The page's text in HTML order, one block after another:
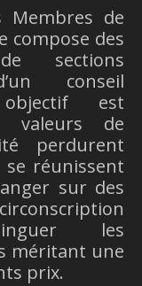
Membres de
compose des
sections
conseil
objectif est
valeurs de
perdurent
réunissent
sur des
les
méritant une
prix.